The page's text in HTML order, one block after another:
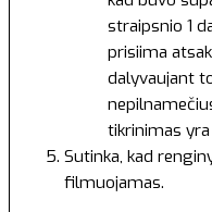
straipsnio 1
prisiima
dalyvaujant
tikrinimas
Sutinka, kad
filmuojamas.